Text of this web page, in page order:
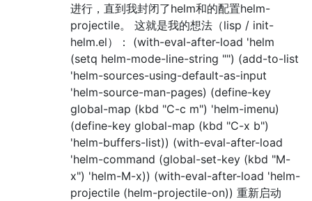
进行，直到我封闭了helm和的配置helm-
projectile。 这就是我的想法（lisp / init-
helm.el）： (with-eval-after-load 'helm
(setq helm-mode-line-string "") (add-to-list
'helm-sources-using-default-as-input
'helm-source-man-pages) (define-key
global-map (kbd "C-c m") 'helm-imenu)
(define-key global-map (kbd "C-x b")
'helm-buffers-list)) (with-eval-after-load
'helm-command (global-set-key (kbd "M-
x") 'helm-M-x)) (with-eval-after-load 'helm-
projectile (helm-projectile-on)) 重新启动